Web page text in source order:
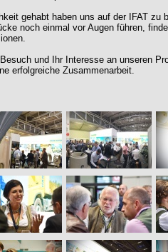
gehabt haben uns auf der IFAT zu
noch einmal vor Augen führen,
und Ihr Interesse an unseren
erfolgreiche Zusammenarbeit.